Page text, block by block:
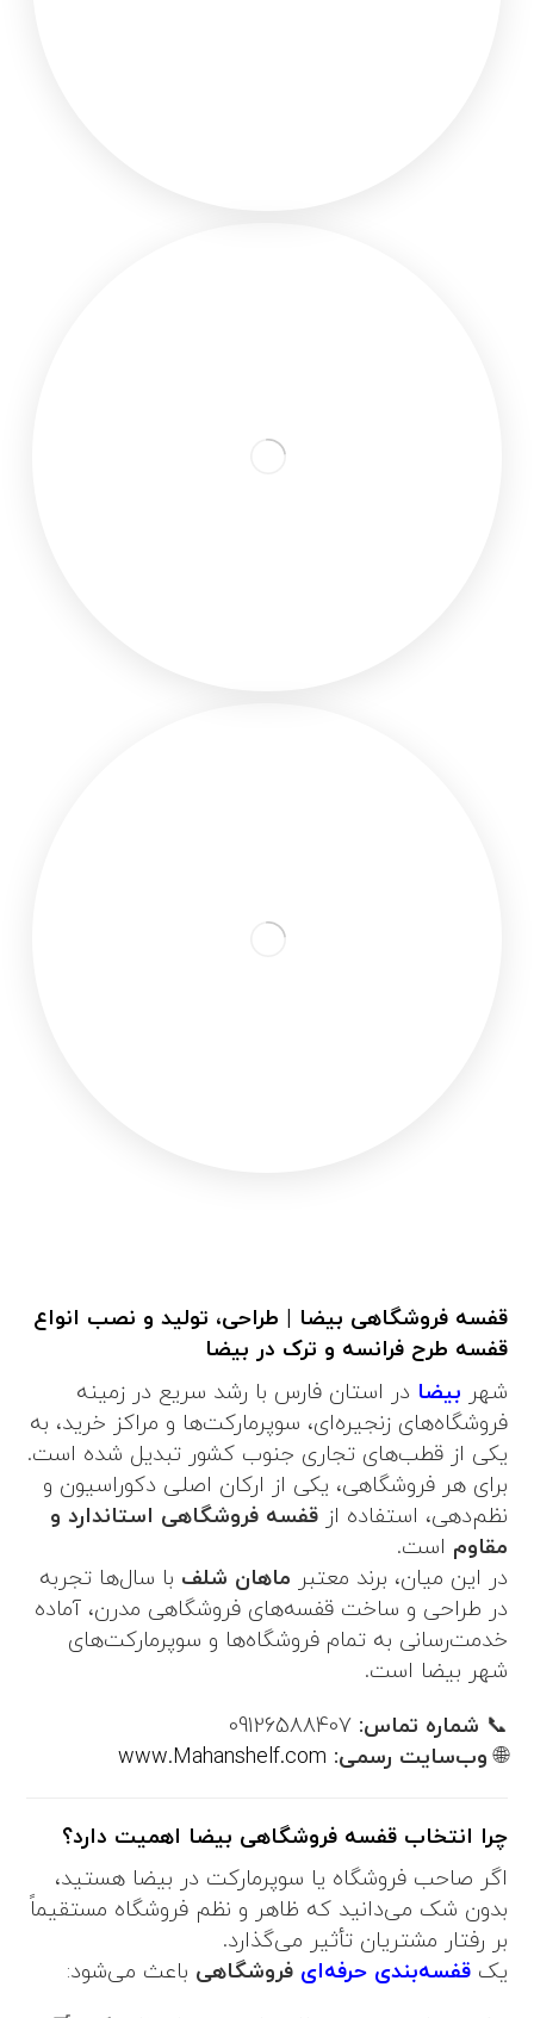
قفسه فروشگاهی بیضا | طراحی، تولید و نصب انواع
قفسه طرح فرانسه و ترک در بیضا
شهر بیضا در استان فارس با رشد سریع در زمینه
فروشگاه‌های زنجیره‌ای، سوپرمارکت‌ها و مراکز خرید، به
یکی از قطب‌های تجاری جنوب کشور تبدیل شده است.
برای هر فروشگاهی، یکی از ارکان اصلی دکوراسیون و
نظم‌دهی، استفاده ازقفسه فروشگاهی استاندارد و
مقاوم است.
در این میان، برند معتبر ماهان شلف با سال‌ها تجربه
در طراحی و ساخت قفسه‌های فروشگاهی مدرن، آماده
خدمت‌رسانی به تمام فروشگاه‌ها و سوپرمارکت‌های
شهر بیضا است.
📞 شماره تماس: 09126588407
🌐 وب‌سایت رسمی: www.Mahanshelf.com
چرا انتخاب قفسه فروشگاهی بیضا اهمیت دارد؟
اگر صاحب فروشگاه یا سوپرمارکت در بیضا هستید،
بدون شک می‌دانید که ظاهر و نظم فروشگاه مستقیماً
بر رفتار مشتریان تأثیر می‌گذارد.
یکقفسه‌بندی حرفه‌ای فروشگاهی باعث می‌شود: